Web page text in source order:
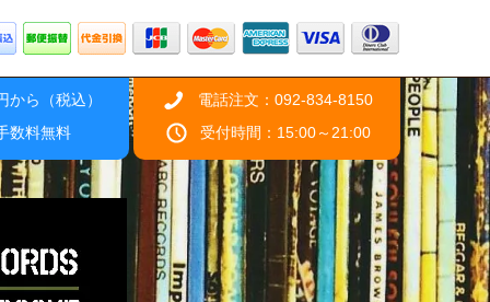
ら（税込）
数料無料
電話注文：092-834-8150
受付時間：15:00～21:00